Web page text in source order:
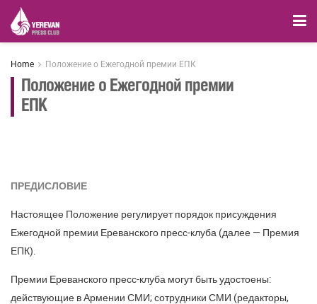
Home Положение о Ежегодной премии ЕПК
Положение о Ежегодной премии
ЕПК
ПРЕДИСЛОВИЕ
Настоящее Положение регулирует порядок присуждения
Ежегодной премии Ереванского пресс-клуба (далее — Премия
ЕПК).
Премии Ереванского пресс-клуба могут быть удостоены:
действующие в Армении СМИ; сотрудники СМИ (редакторы,